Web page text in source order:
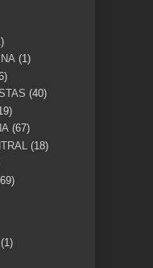
(1)
(40)
(67)
(18)
(1)